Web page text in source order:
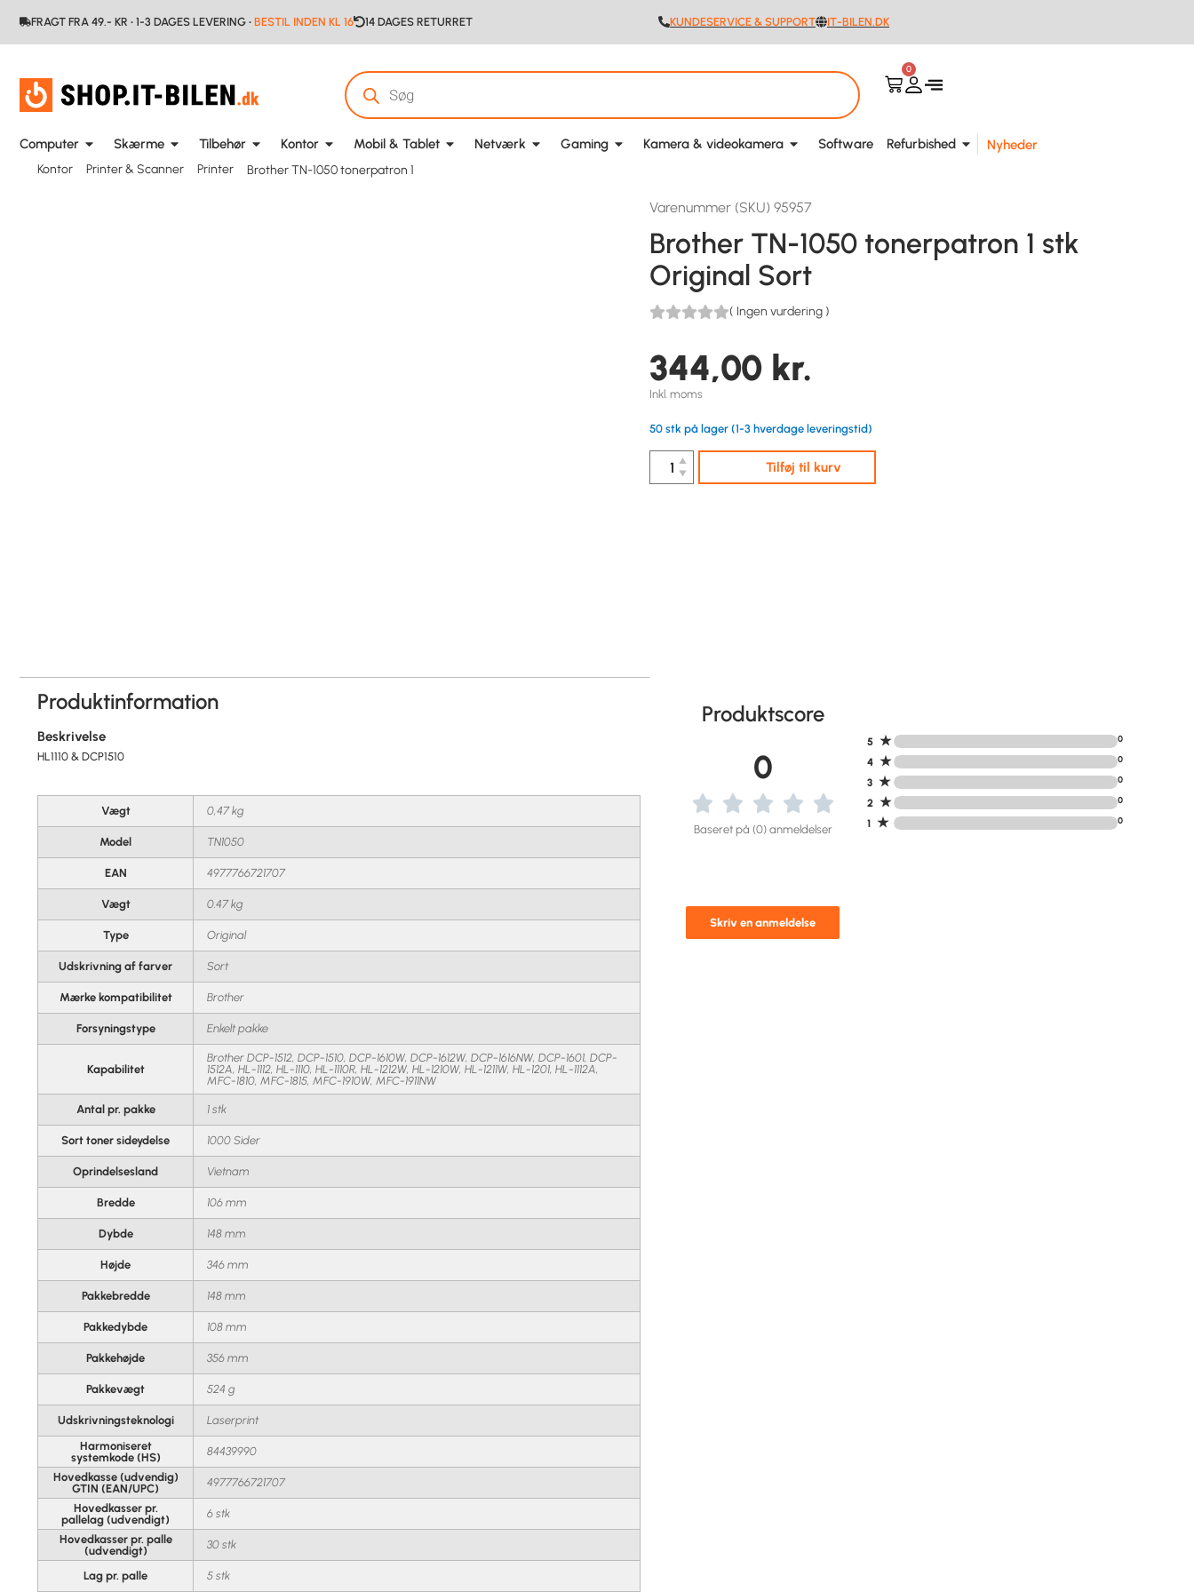
FRAGT FRA 49.- KR • 1-3 DAGES LEVERING • BESTIL INDEN KL 16 14 DAGES RETURRET KUNDESERVICE & SUPPORT IT-BILEN.DK
0
Computer Skærme Tilbehør Kontor Mobil & Tablet Netværk Gaming Kamera & videokamera Software Refurbished Nyheder
Kontor Printer & Scanner Printer Brother TN-1050 tonerpatron 1
Varenummer (SKU) 95957
Brother TN-1050 tonerpatron 1 stk
Original Sort
( Ingen vurdering )
344,00 kr.
Inkl. moms
50 stk på lager (1-3 hverdage leveringstid)
▲
▼
Tilføj til kurv
Produktinformation
Beskrivelse
HL1110 & DCP1510
Vægt 0,47 kg
Model TN1050
EAN 4977766721707
Vægt 0.47 kg
Type Original
Udskrivning af farver Sort
Mærke kompatibilitet Brother
Forsyningstype Enkelt pakke
Kapabilitet
Brother DCP-1512, DCP-1510, DCP-1610W, DCP-1612W, DCP-1616NW, DCP-1601, DCP-
1512A, HL-1112, HL-1110, HL-1110R, HL-1212W, HL-1210W, HL-1211W, HL-1201, HL-1112A,
MFC-1810, MFC-1815, MFC-1910W, MFC-1911NW
Antal pr. pakke 1 stk
Sort toner sideydelse 1000 Sider
Oprindelsesland Vietnam
Bredde 106 mm
Dybde 148 mm
Højde 346 mm
Pakkebredde 148 mm
Pakkedybde 108 mm
Pakkehøjde 356 mm
Pakkevægt 524 g
Udskrivningsteknologi
Laserprint
Harmoniseret
systemkode (HS)
84439990
Hovedkasse (udvendig)
GTIN (EAN/UPC)
4977766721707
Hovedkasser pr.
pallelag (udvendigt)
6 stk
Hovedkasser pr. palle
(udvendigt)
30 stk
Lag pr. palle 5 stk
Produktscore
0
Baseret på (0) anmeldelser
Skriv en anmeldelse
5 ★ 0
4 ★ 0
3 ★ 0
2 ★ 0
1 ★ 0